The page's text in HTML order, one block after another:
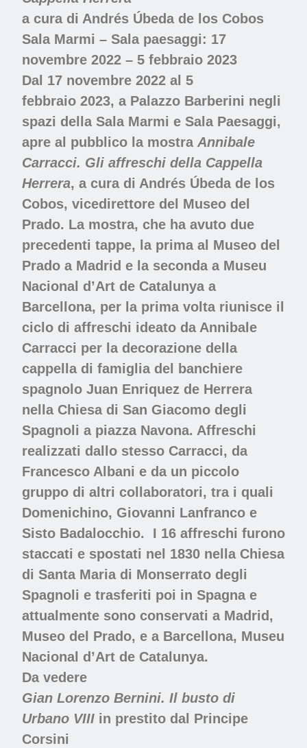
a cura di Andrés Úbeda de los Cobos
Sala Marmi – Sala paesaggi: 17
novembre 2022 – 5 febbraio 2023
Dal 17 novembre 2022 al 5
febbraio 2023, a Palazzo Barberini negli
spazi della Sala Marmi e Sala Paesaggi,
apre al pubblico la mostra Annibale
Carracci. Gli affreschi della Cappella
Herrera, a cura di Andrés Úbeda de los
Cobos, vicedirettore del Museo del
Prado. La mostra, che ha avuto due
precedenti tappe, la prima al Museo del
Prado a Madrid e la seconda a Museu
Nacional d’Art de Catalunya a
Barcellona, per la prima volta riunisce il
ciclo di affreschi ideato da Annibale
Carracci per la decorazione della
cappella di famiglia del banchiere
spagnolo Juan Enriquez de Herrera
nella Chiesa di San Giacomo degli
Spagnoli a piazza Navona. Affreschi
realizzati dallo stesso Carracci, da
Francesco Albani e da un piccolo
gruppo di altri collaboratori, tra i quali
Domenichino, Giovanni Lanfranco e
Sisto Badalocchio. I 16 affreschi furono
staccati e spostati nel 1830 nella Chiesa
di Santa Maria di Monserrato degli
Spagnoli e trasferiti poi in Spagna e
attualmente sono conservati a Madrid,
Museo del Prado, e a Barcellona, Museu
Nacional d’Art de Catalunya.
Da vedere
Gian Lorenzo Bernini. Il busto di
Urbano VIII in prestito dal Principe
Corsini